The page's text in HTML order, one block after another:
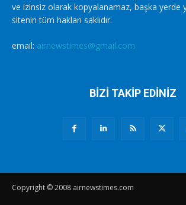
ve izinsiz olarak kopyalanamaz, başka yerde
sitenin tüm hakları saklıdır.
email: airnewstimes@gmail.com
BİZİ TAKİP EDİNİZ
Copyright © 2008 airnewstimes.com